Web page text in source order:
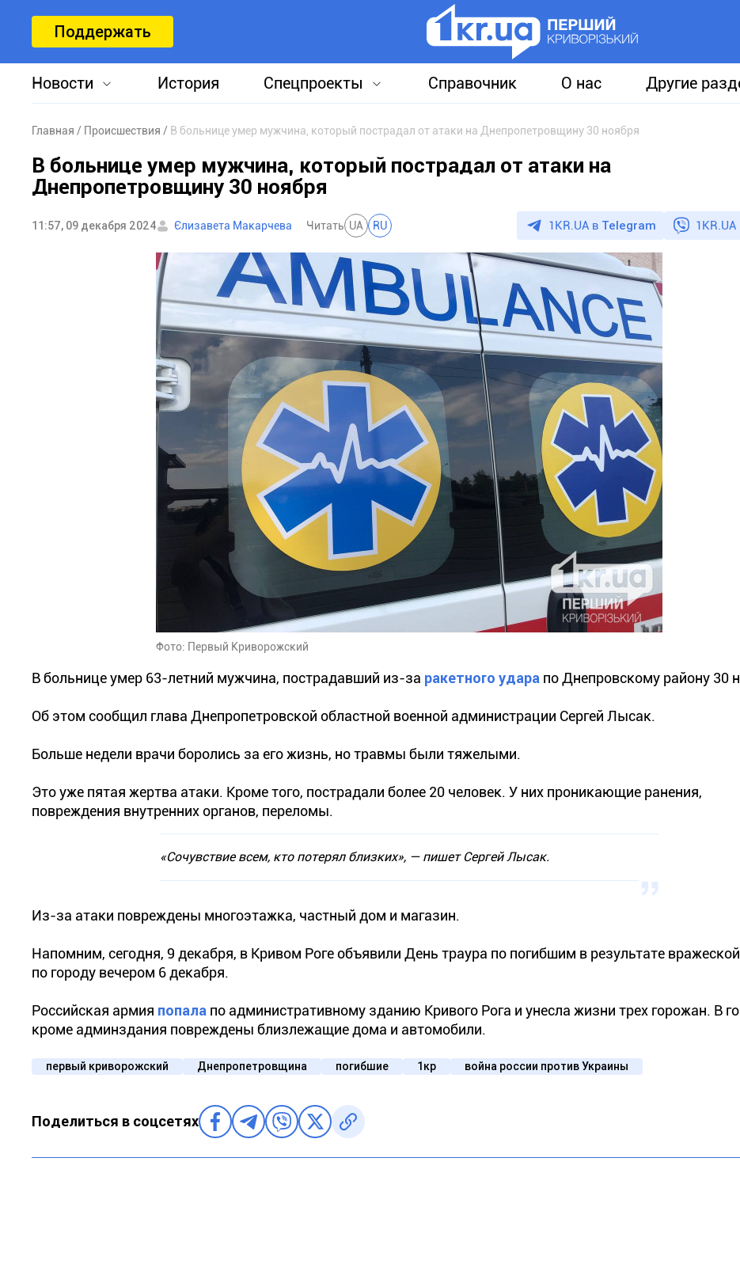
Поддержать
Новости История Спецпроекты Справочник О нас Другие
Главная Происшествия В больнице умер мужчина, который пострадал от атаки на Днепропетровщину 30 ноября
В больнице умер мужчина, который пострадал от атаки на
Днепропетровщину 30 ноября
11:57, 09 декабря 2024 Єлизавета Макарчева Читать UA RU 1KR.UA в Telegram 1KR.UA
Фото: Первый Криворожский
В больнице умер 63-летний мужчина, пострадавший из-за ракетного удара по Днепровскому району 30
Об этом сообщил глава Днепропетровской областной военной администрации Сергей Лысак.
Больше недели врачи боролись за его жизнь, но травмы были тяжелыми.
Это уже пятая жертва атаки. Кроме того, пострадали более 20 человек. У них проникающие ранения,
повреждения внутренних органов, переломы.
«Сочувствие всем, кто потерял близких», — пишет Сергей Лысак.
Из-за атаки повреждены многоэтажка, частный дом и магазин.
Напомним, сегодня, 9 декабря, в Кривом Роге объявили День траура по погибшим в результате
по городу вечером 6 декабря.
Российская армия попала по административному зданию Кривого Рога и унесла жизни трех горожан. В
кроме админздания повреждены близлежащие дома и автомобили.
первый криворожский Днепропетровщина погибшие 1кр война россии против Украины
Поделиться в соцсетях